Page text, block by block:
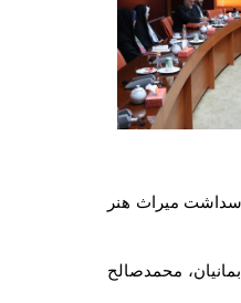
میراث هنر
محمدصالح